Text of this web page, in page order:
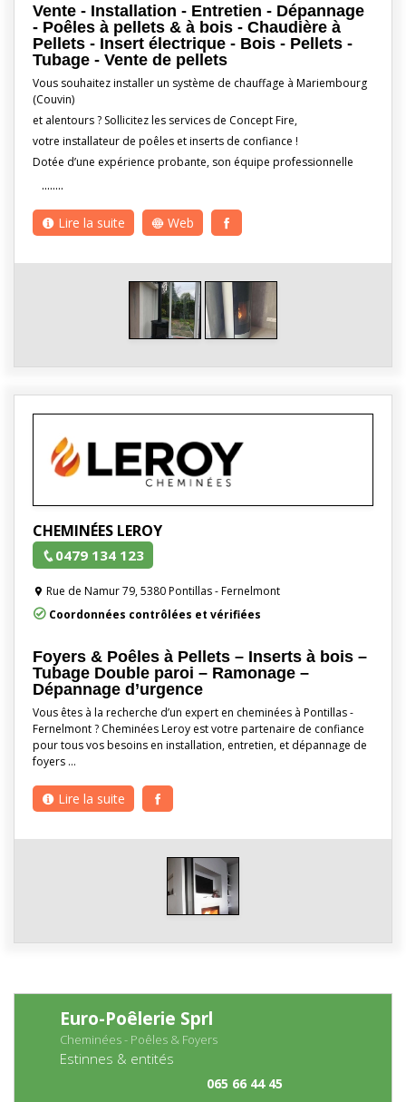
Vente - Installation - Entretien - Dépannage
- Poêles à pellets & à bois - Chaudière à
Pellets - Insert électrique - Bois - Pellets -
Tubage - Vente de pellets
Vous souhaitez installer un système de chauffage à Mariembourg
(Couvin)
et alentours ? Sollicitez les services de Concept Fire,
votre installateur de poêles et inserts de confiance !
Dotée d’une expérience probante, son équipe professionnelle
........
Lire la suite Web
CHEMINÉES LEROY
0479 134 123
Rue de Namur 79, 5380 Pontillas - Fernelmont
Coordonnées contrôlées et vérifiées
Foyers & Poêles à Pellets – Inserts à bois –
Tubage Double paroi – Ramonage –
Dépannage d’urgence
Vous êtes à la recherche d’un expert en cheminées à Pontillas -
Fernelmont ? Cheminées Leroy est votre partenaire de confiance
pour tous vos besoins en installation, entretien, et dépannage de
foyers …
Lire la suite
Euro-Poêlerie Sprl
Cheminées - Poêles & Foyers
Estinnes & entités
065 66 44 45